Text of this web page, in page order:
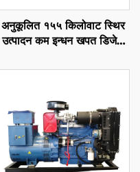
अनुकूलित १५५ किलोवाट स्थिर
उत्पादन कम इन्धन खपत डिजेल